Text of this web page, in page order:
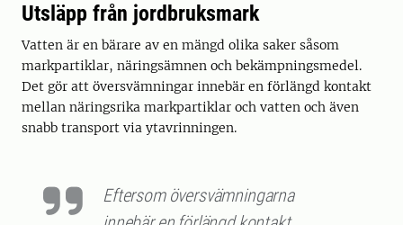
Utsläpp från jordbruksmark
Vatten är en bärare av en mängd olika saker såsom
markpartiklar, näringsämnen och bekämpningsmedel.
Det gör att översvämningar innebär en förlängd kontakt
mellan näringsrika markpartiklar och vatten och även
snabb transport via ytavrinningen.
Eftersom översvämningarna